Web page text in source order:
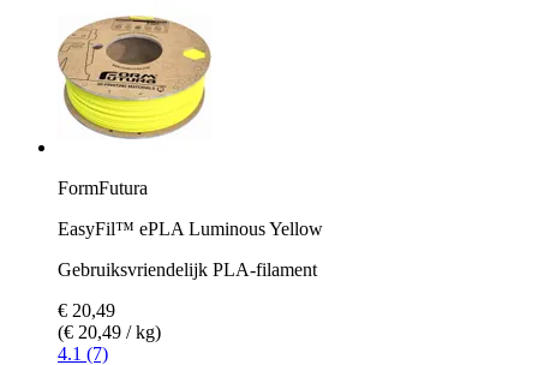
FormFutura
EasyFil™ ePLA Luminous Yellow
Gebruiksvriendelijk PLA-filament
€ 20,49
(€ 20,49 / kg)
4.1 (7)